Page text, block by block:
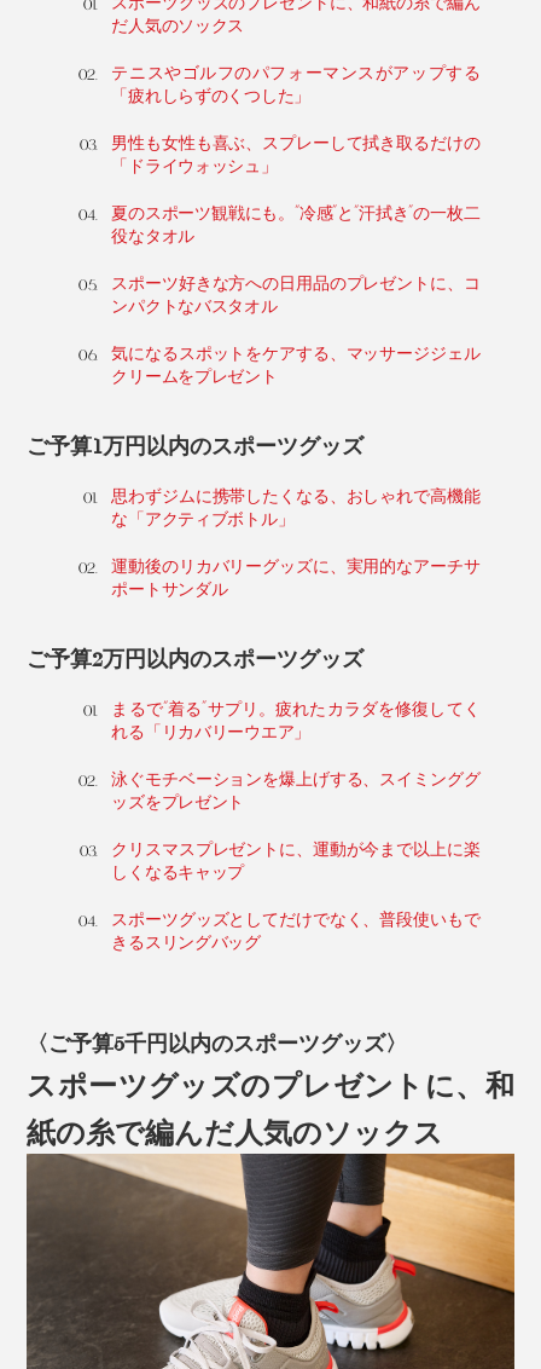
だ人気のソックス
テニスやゴルフのパフォーマンスがアップする
「疲れしらずのくつした」
男性も女性も喜ぶ、スプレーして拭き取るだけの
「ドライウォッシュ」
夏のスポーツ観戦にも。“冷感”と“汗拭き”の一枚二
役なタオル
スポーツ好きな方への日用品のプレゼントに、コ
ンパクトなバスタオル
気になるスポットをケアする、マッサージジェル
クリームをプレゼント
ご予算1万円以内のスポーツグッズ
思わずジムに携帯したくなる、おしゃれで高機能
な「アクティブボトル」
運動後のリカバリーグッズに、実用的なアーチサ
ポートサンダル
ご予算2万円以内のスポーツグッズ
まるで“着る”サプリ。疲れたカラダを修復してく
れる「リカバリーウエア」
泳ぐモチベーションを爆上げする、スイミンググ
ッズをプレゼント
クリスマスプレゼントに、運動が今まで以上に楽
しくなるキャップ
スポーツグッズとしてだけでなく、普段使いもで
きるスリングバッグ
〈ご予算5千円以内のスポーツグッズ〉
スポーツグッズのプレゼントに、和
紙の糸で編んだ人気のソックス